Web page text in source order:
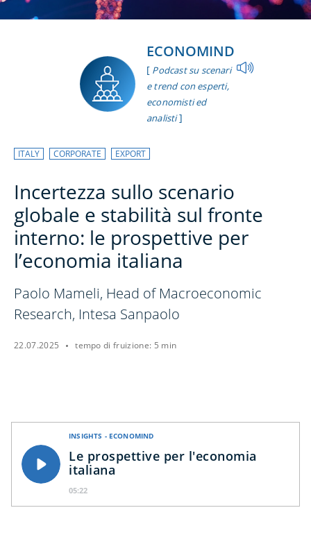
ECONOMIND
[ Podcast su scenari
e trend con esperti,
economisti ed
analisti]
ITALY CORPORATE EXPORT
Incertezza sullo scenario
globale e stabilità sul fronte
interno: le prospettive per
l’economia italiana
Paolo Mameli, Head of Macroeconomic
Research, Intesa Sanpaolo
22.07.2025 tempo di fruizione: 5 min
INSIGHTS - ECONOMIND
Le prospettive per l'economia
italiana
05:22